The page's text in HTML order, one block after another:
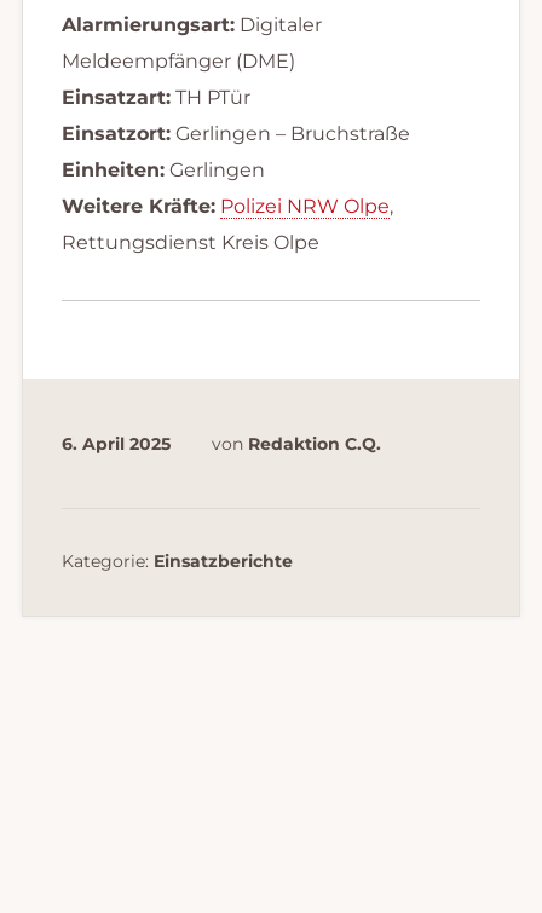
Alarmierungsart:Digitaler
Meldeempfänger (DME)
Einsatzart:TH PTür
Einsatzort:Gerlingen – Bruchstraße
Einheiten:Gerlingen
Weitere Kräfte: Polizei NRW Olpe,
Rettungsdienst Kreis Olpe
6. April 2025 von Redaktion C.Q.
Kategorie: Einsatzberichte